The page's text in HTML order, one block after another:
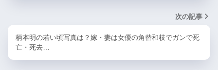
次の記事
柄本明の若い頃写真は？嫁・妻は女優の角替和枝でガンで死
亡・死去…